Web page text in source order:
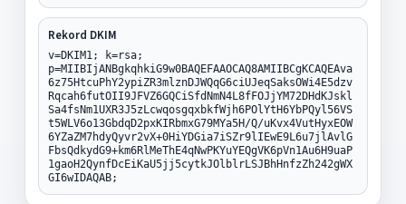
Rekord DKIM
v=DKIM1; k=rsa;
p=MIIBIjANBgkqhkiG9w0BAQEFAAOCAQ8AMIIBCgKCAQEAva
6z75HtcuPhY2ypiZR3mlznDJWQqG6ciUJeqSaksOWi4E5dzv
Rqcah6futOII9JFVZ6GQCiSfdNmN4L8fFOJjYM72DHdKJskl
Sa4fsNm1UXR3J5zLcwqosgqxbkfWjh6POlYtH6YbPQyl56VS
t5WLV6o13GbdqD2pxKIRbmxG79MYa5H/Q/uKvx4VutHyxEOW
6YZaZM7hdyQyvr2vX+0HiYDGia7iSZr9lIEwE9L6u7jlAvlG
FbsQdkydG9+km6RlMeThE4qNwPKYuYEQgVK6pVn1Au6H9uaP
1gaoH2QynfDcEiKaU5jj5cytkJOlblrLSJBhHnfzZh242gWX
GI6wIDAQAB;